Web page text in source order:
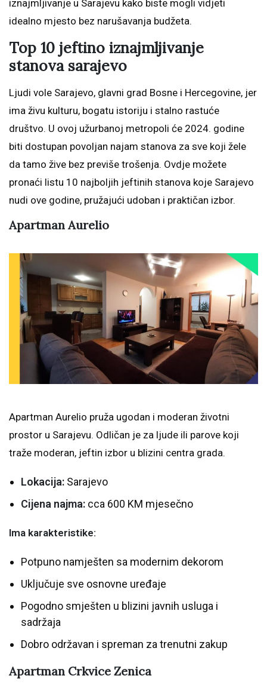
iznajmljivanje u Sarajevu kako biste mogli vidjeti
idealno mjesto bez narušavanja budžeta.
Top 10 jeftino iznajmljivanje
stanova sarajevo
Ljudi vole Sarajevo, glavni grad Bosne i Hercegovine, jer
ima živu kulturu, bogatu istoriju i stalno rastuće
društvo. U ovoj užurbanoj metropoli će 2024. godine
biti dostupan povoljan najam stanova za sve koji žele
da tamo žive bez previše trošenja. Ovdje možete
pronaći listu 10 najboljih jeftinih stanova koje Sarajevo
nudi ove godine, pružajući udoban i praktičan izbor.
Apartman Aurelio
Apartman Aurelio pruža ugodan i moderan životni
prostor u Sarajevu. Odličan je za ljude ili parove koji
traže moderan, jeftin izbor u blizini centra grada.
Lokacija: Sarajevo
Cijena najma: cca 600 KM mjesečno
Ima karakteristike:
Potpuno namješten sa modernim dekorom
Uključuje sve osnovne uređaje
Pogodno smješten u blizini javnih usluga i
sadržaja
Dobro održavan i spreman za trenutni zakup
Apartman Crkvice Zenica